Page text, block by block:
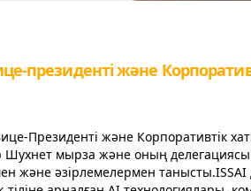
президенті және
Президенті және Корпоративтік
мырза және оның делегациясы
және әзірлемелермен танысты.ISSAI